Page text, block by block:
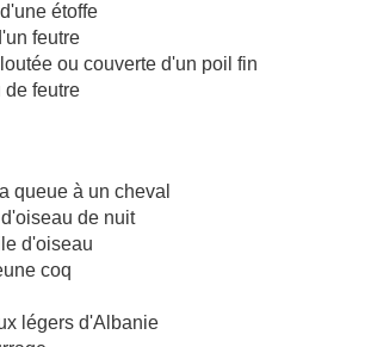
étoffe
feutre
ou couverte d'un poil fin
de feutre
queue à un cheval
de nuit
d'oiseau
coq
légers d'Albanie